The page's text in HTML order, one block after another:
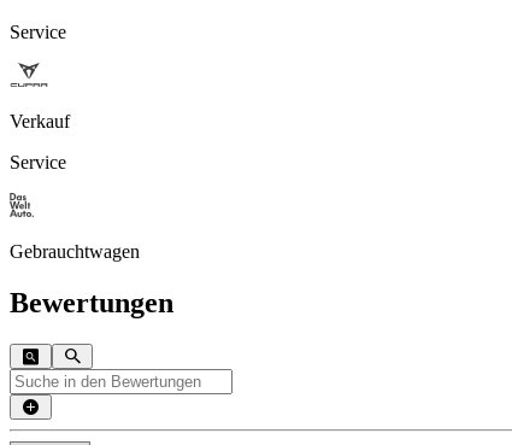
Service
Verkauf
Service
Gebrauchtwagen
Bewertungen